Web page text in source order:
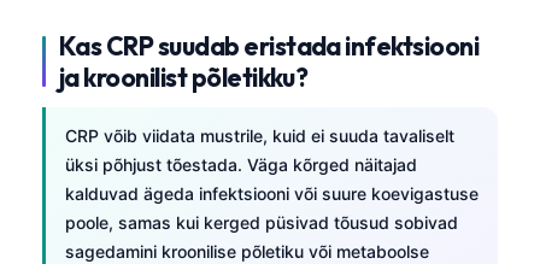
Kas CRP suudab eristada infektsiooni
ja kroonilist põletikku?
CRP võib viidata mustrile, kuid ei suuda tavaliselt
üksi põhjust tõestada. Väga kõrged näitajad
kalduvad ägeda infektsiooni või suure koe­vigastuse
poole, samas kui kerged püsivad tõusud sobivad
sagedamini kroonilise põletiku või metaboolse